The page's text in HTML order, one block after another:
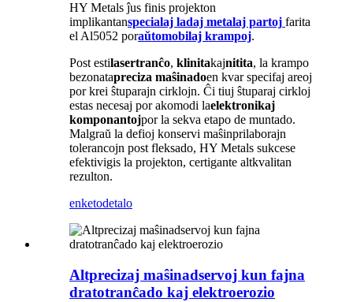
HY Metals ĵus finis projekton
implikantanspecialaj ladaj metalaj partoj farita
el Al5052 poraŭtomobilaj krampoj.
Post estilasertranĉo, klinitakajnitita, la krampo
bezonatapreciza maŝinadoen kvar specifaj areoj
por krei ŝtuparajn cirklojn. Ĉi tiuj ŝtuparaj cirkloj
estas necesaj por akomodi laelektronikaj
komponantojpor la sekva etapo de muntado.
Malgraŭ la defioj konservi maŝinprilaborajn
tolerancojn post fleksado, HY Metals sukcese
efektivigis la projekton, certigante altkvalitan
rezulton.
enketodetalo
Altprecizaj maŝinadservoj kun fajna
dratotranĉado kaj elektroerozio